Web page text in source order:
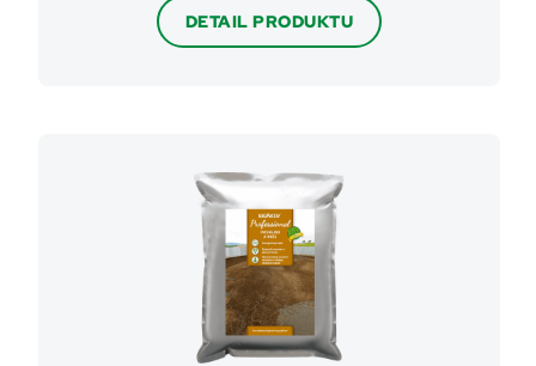
DETAIL PRODUKTU